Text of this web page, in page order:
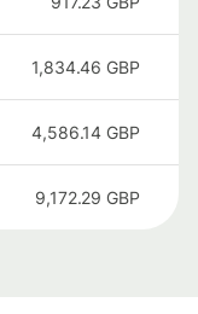
1,834.46 GBP
4,586.14 GBP
9,172.29 GBP